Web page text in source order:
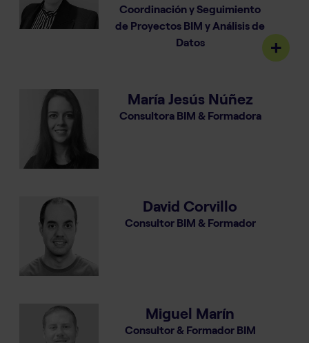
Coordinación y Seguimiento
de Proyectos BIM y Análisis de
Datos
María Jesús Núñez
Consultora BIM & Formadora
David Corvillo
Consultor BIM & Formador
Miguel Marín
Consultor & Formador BIM